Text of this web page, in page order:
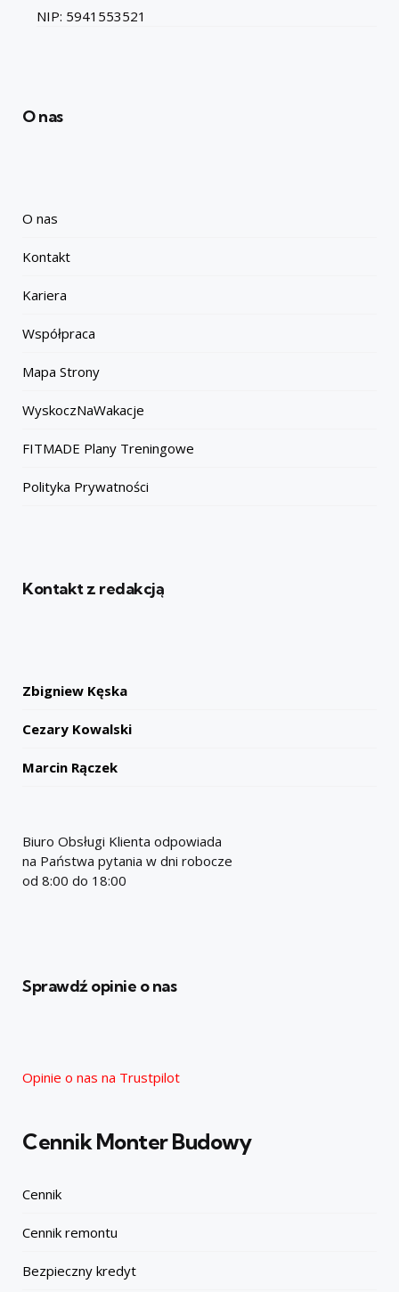
NIP: 5941553521
O nas
O nas
Kontakt
Kariera
Współpraca
Mapa Strony
WyskoczNaWakacje
FITMADE Plany Treningowe
Polityka Prywatności
Kontakt z redakcją
Zbigniew Kęska
Cezary Kowalski
Marcin Rączek
Biuro Obsługi Klienta odpowiada
na Państwa pytania w dni robocze
od 8:00 do 18:00
Sprawdź opinie o nas
Opinie o nas na Trustpilot
Cennik Monter Budowy
Cennik
Cennik remontu
Bezpieczny kredyt